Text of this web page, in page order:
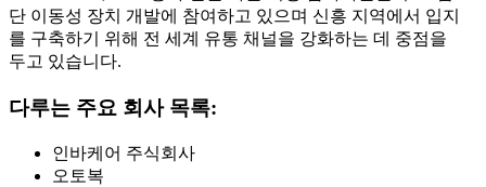
단 이동성 장치 개발에 참여하고 있으며 신흥 지역에서 입지
를 구축하기 위해 전 세계 유통 채널을 강화하는 데 중점을
두고 있습니다.
다루는 주요 회사 목록:
인바케어 주식회사
오토복